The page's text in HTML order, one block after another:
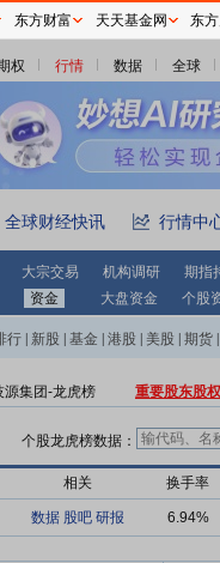
权 行情 数据 全球
全球财经快讯 行情中
大宗交易 机构调研
期指
资金 大盘资金 个股
行 新股 基金 港股 美股 期货
源集团-龙虎榜 重要股东股
个股龙虎榜数据：
相关 换手率
数据 股吧 研报 6.94%
东方财富 天天基金网 东